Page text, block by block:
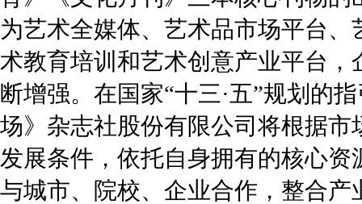
为艺术全媒体、艺术品市场平台、
术教育培训和艺术创意产业平台，
断增强。在国家“十三·五”规划的
场》杂志社股份有限公司将根据市
发展条件，依托自身拥有的核心资
与城市、院校、企业合作，整合产